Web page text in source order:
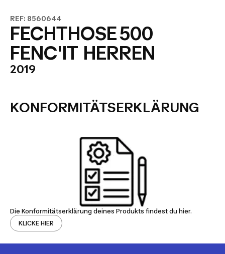
REF: 8560644
FECHTHOSE 500
FENC'IT HERREN
2019
KONFORMITÄTSERKLÄRUNG
Die Konformitätserklärung deines Produkts findest du hier.
KLICKE HIER